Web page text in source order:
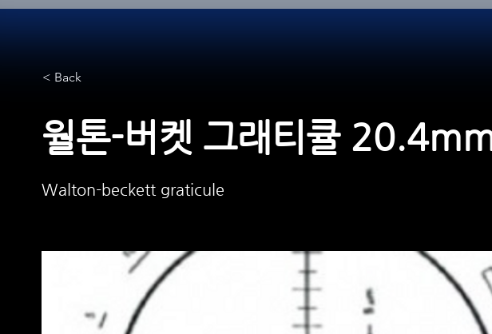
< Back
월톤-버켓 그래티큘
Walton-beckett graticule